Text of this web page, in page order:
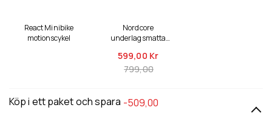
React Minibike
motionscykel
Nordcore
underlagsmatta
599,00 Kr
799,00
Köp i ett paket och spara -509,00